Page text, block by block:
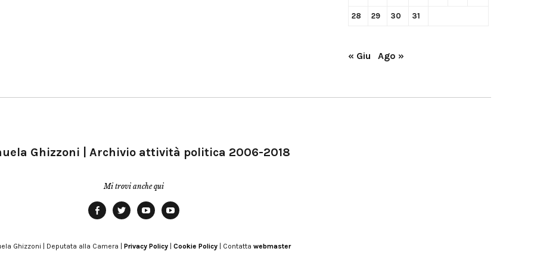
28 29 30 31
« Giu Ago »
Ghizzoni | Archivio attività politica 2006-2018
Mi trovi anche qui
Modena
Ghizzoni | Deputata alla Camera | Privacy Policy Cookie Policy | Contatta webmaster